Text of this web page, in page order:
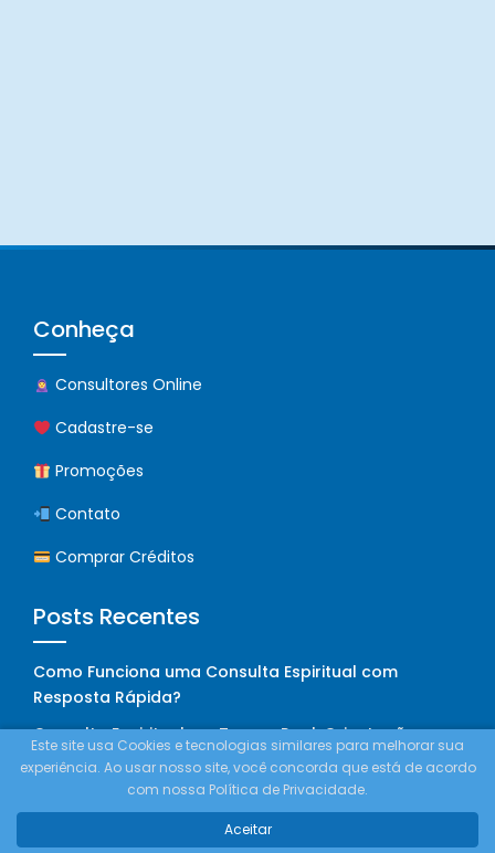
Conheça
Consultores Online
Cadastre-se
Promoções
Contato
Comprar Créditos
Posts Recentes
Como Funciona uma Consulta Espiritual com
Resposta Rápida?
Consulta Espiritual em Tempo Real: Orientação
Online Já
Tarot para Trabalho e Dinheiro: Dicas e Tiragens
Este site usa Cookies e tecnologias similares para melhorar sua
experiência. Ao usar nosso site, você concorda que está de acordo
com nossa Política de Privacidade.
Aceitar